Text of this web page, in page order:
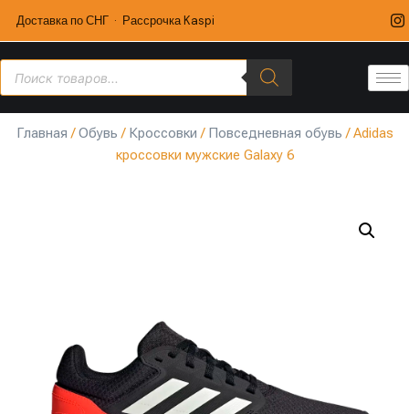
Доставка по СНГ · Рассрочка Kaspi
Главная /Обувь / Кроссовки / Повседневная обувь / Adidas
кроссовки мужские Galaxy 6